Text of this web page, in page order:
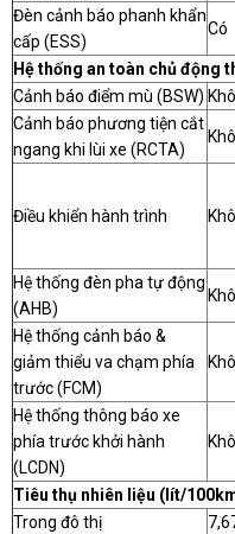
Đèn cảnh báo phanh khẩn
cấp (ESS)
Có
Hệ thống an toàn chủ động
Cảnh báo điểm mù (BSW)
Cảnh báo phương tiện cắt
ngang khi lùi xe (RCTA)
Điều khiển hành trình
Hệ thống đèn pha tự động
(AHB)
Hệ thống cảnh báo &
giảm thiểu va chạm phía
trước (FCM)
Hệ thống thông báo xe
phía trước khởi hành
(LCDN)
Tiêu thụ nhiên liệu (lít/
Trong đô thị